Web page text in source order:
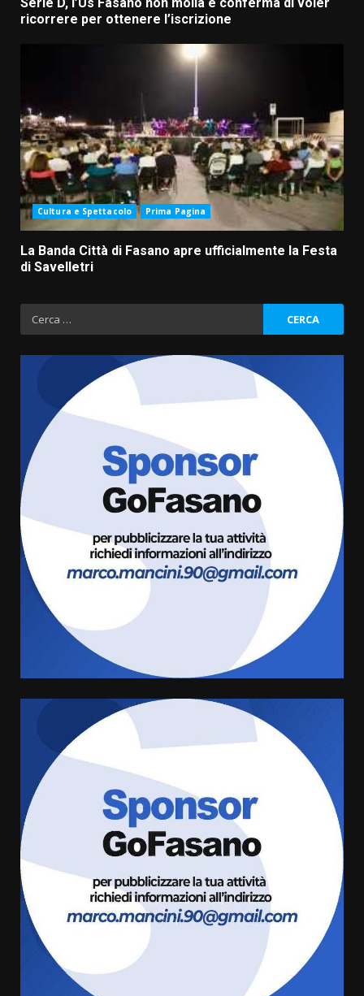
Serie D, l’Us Fasano non molla e conferma di voler
ricorrere per ottenere l’iscrizione
Cultura e Spettacolo Prima Pagina
La Banda Città di Fasano apre ufficialmente la Festa
di Savelletri
Ricerca
per:
La Banda Città di Fasano apre
ufficialmente la Festa di
8 Agosto 2026 11:00
Savelletri in festa, domani sera
grande spettacolo con Uccio De
Santis
Sostenibile: premiati gli studenti
universitari del bando “La strada
giusta”
8 Agosto 2026 07:15
“I Contestatori: Musica di
Rivoluzione”: nuovo
appuntamento con “Fasano in
Banda”
7 Agosto 2026 06:05
US Fasano, Scianaro: “Profonda
amarezza per esclusione dal
campionato di calcio”
7 Agosto 2026 06:00